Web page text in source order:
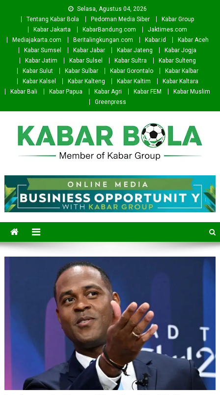
Selasa, Agustus 04, 2026
Tentang Kabar Bola
Pedoman Media Siber
Kabar Group
Kabar Jakarta
KabarBandung.com
Jaktimes.com
Mediajakarta.com
Beritalingkungan.com Kabar.id
Kabar Aceh
Kabar Sumsel
Kabar Jabar Kabar Jateng
Kabar Jogja
Kabar Jatim
Kabar Sulsel Kabar Sultra
Kabar Sulteng
Kabar Sulut
Kabar Sulbar Kabar Gorontalo
Kabar Kalbar
Kabar Kalsel
Kabar Kalteng Kabar Kaltim
Kabar Kaltara
Kabar Bali
Kabar Papua Kabar Agri Kabar FEM
Kabar Muslim
Greenpress
Kabar Bola